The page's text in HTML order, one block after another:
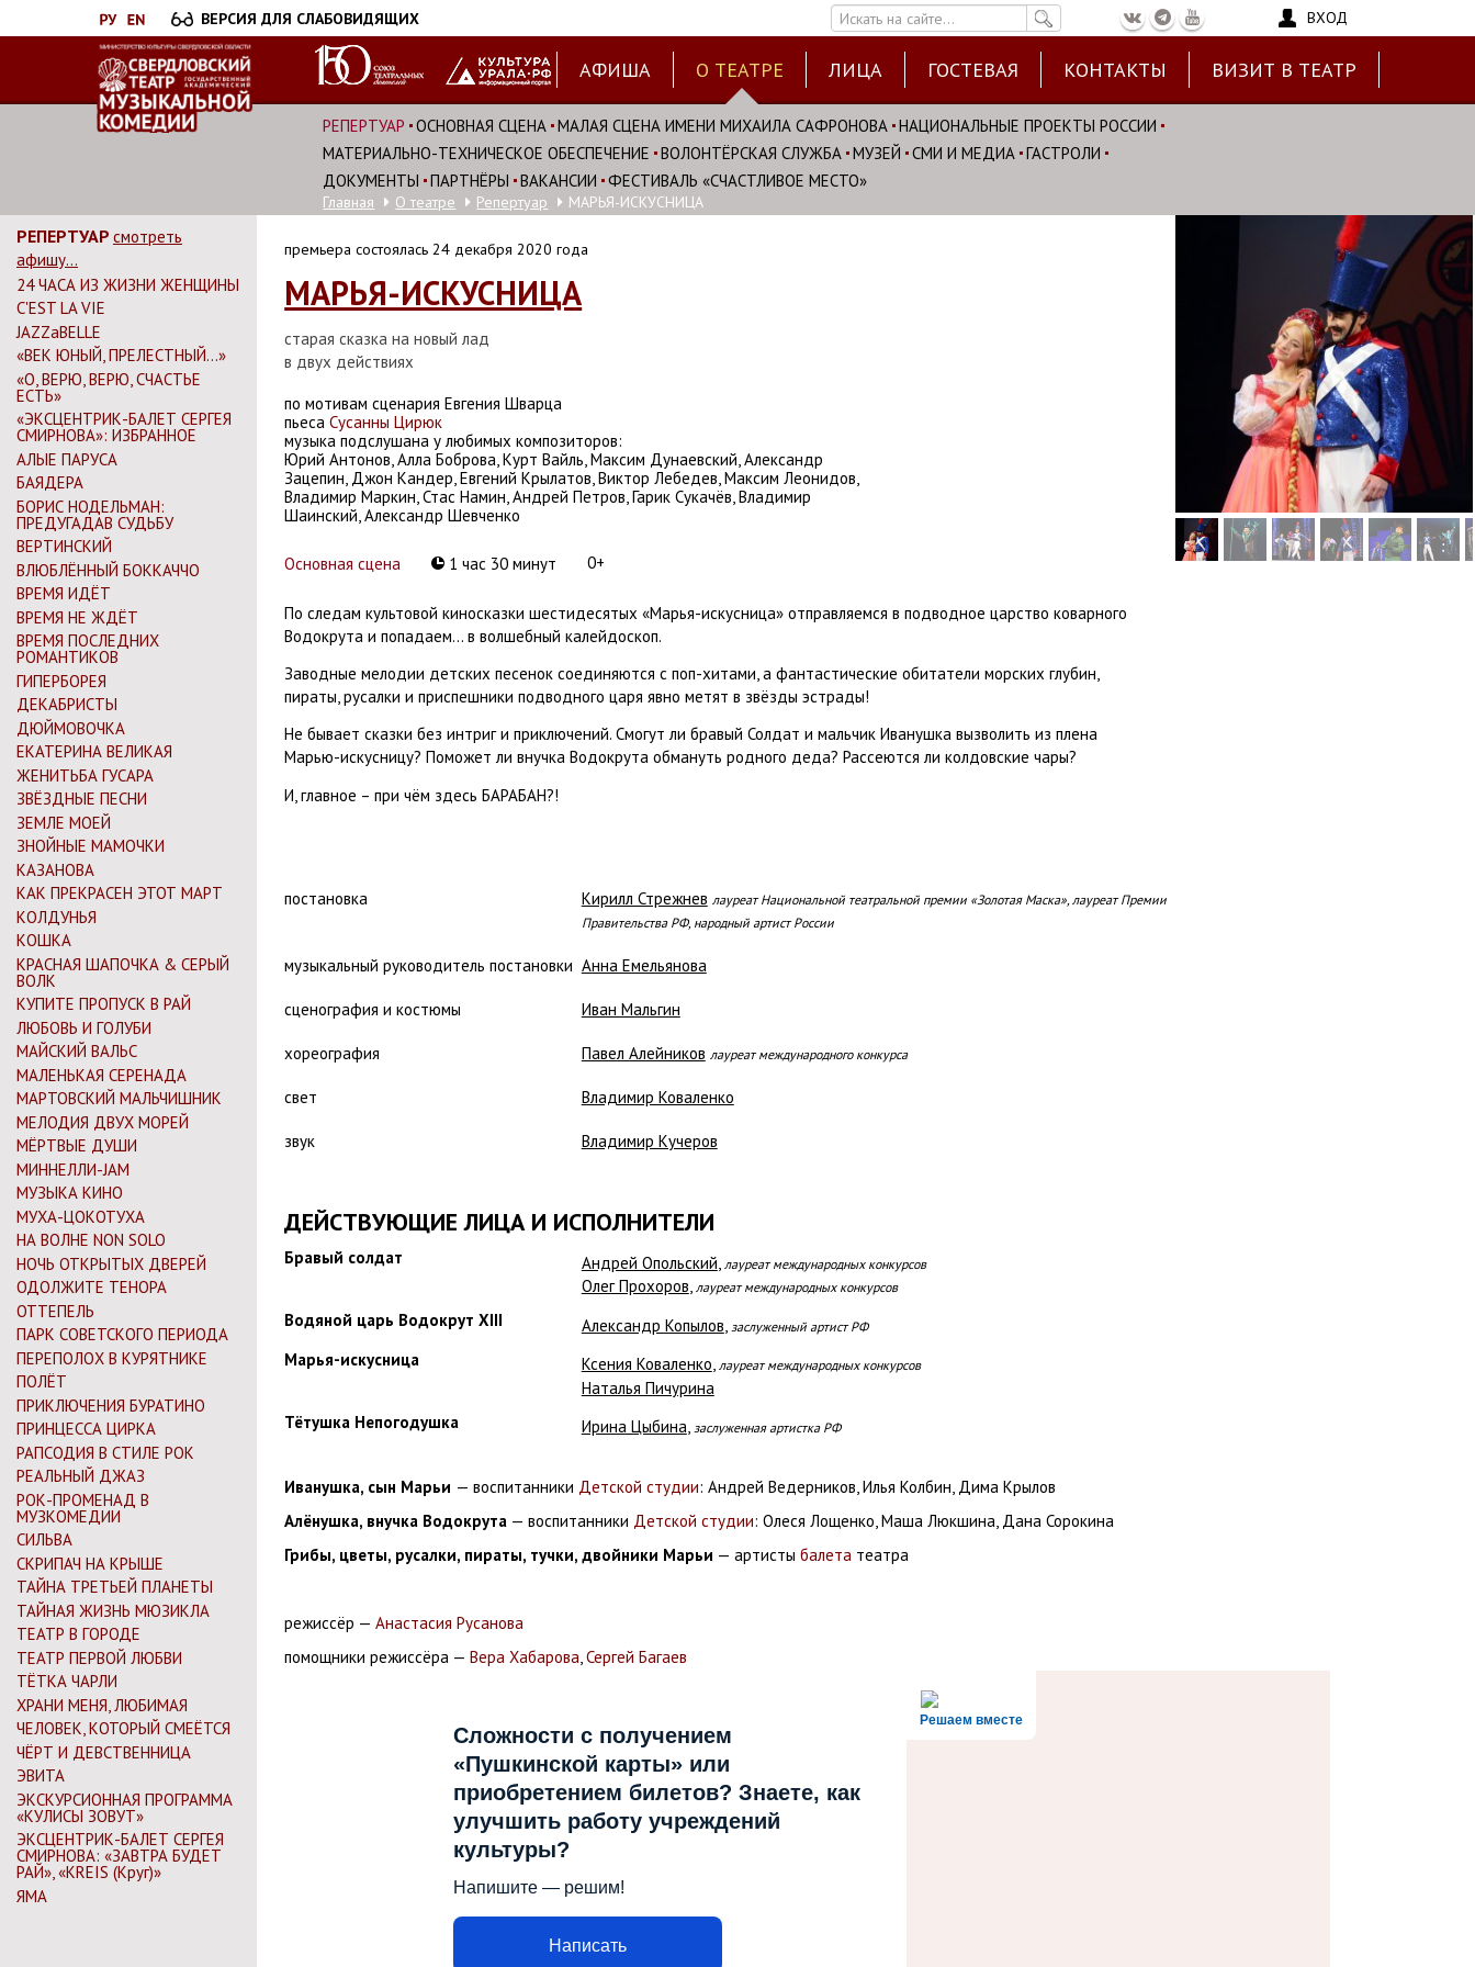
к
ВЕРСИЯ ДЛЯ СЛАБОВИДЯЩИХ
ВХОД
АФИША О ТЕАТРЕ ЛИЦА ГОСТЕВАЯ КОНТАКТЫ ВИЗИТ В ТЕАТР
РЕПЕРТУАР ОСНОВНАЯ СЦЕНА МАЛАЯ СЦЕНА ИМЕНИ МИХАИЛА САФРОНОВА НАЦИОНАЛЬНЫЕ ПРОЕКТЫ РОССИИ
МАТЕРИАЛЬНО-ТЕХНИЧЕСКОЕ ОБЕСПЕЧЕНИЕ
ВОЛОНТЁРСКАЯ СЛУЖБА МУЗЕЙ СМИ И МЕДИА ГАСТРОЛИ
ДОКУМЕНТЫ
ПАРТНЁРЫ ВАКАНСИИ ФЕСТИВАЛЬ «СЧАСТЛИВОЕ МЕСТО»
Главная О театре Репертуар МАРЬЯ-ИСКУСНИЦА
РЕПЕРТУАР смотреть
афишу...
24 ЧАСА ИЗ ЖИЗНИ ЖЕНЩИНЫ
C'EST LA VIE
JAZZaBELLE
«ВЕК ЮНЫЙ, ПРЕЛЕСТНЫЙ…»
«О, ВЕРЮ, ВЕРЮ, СЧАСТЬЕ
ЕСТЬ»
«ЭКСЦЕНТРИК-БАЛЕТ СЕРГЕЯ
СМИРНОВА»: ИЗБРАННОЕ
АЛЫЕ ПАРУСА
БАЯДЕРА
БОРИС НОДЕЛЬМАН:
ПРЕДУГАДАВ СУДЬБУ
ВЕРТИНСКИЙ
ВЛЮБЛЁННЫЙ БОККАЧЧО
ВРЕМЯ ИДЁТ
ВРЕМЯ НЕ ЖДЁТ
ВРЕМЯ ПОСЛЕДНИХ
РОМАНТИКОВ
ГИПЕРБОРЕЯ
ДЕКАБРИСТЫ
ДЮЙМОВОЧКА
ЕКАТЕРИНА ВЕЛИКАЯ
ЖЕНИТЬБА ГУСАРА
ЗВЁЗДНЫЕ ПЕСНИ
ЗЕМЛЕ МОЕЙ
ЗНОЙНЫЕ МАМОЧКИ
КАЗАНОВА
КАК ПРЕКРАСЕН ЭТОТ МАРТ
КОЛДУНЬЯ
КОШКА
КРАСНАЯ ШАПОЧКА & СЕРЫЙ
ВОЛК
КУПИТЕ ПРОПУСК В РАЙ
ЛЮБОВЬ И ГОЛУБИ
МАЙСКИЙ ВАЛЬС
МАЛЕНЬКАЯ СЕРЕНАДА
МАРТОВСКИЙ МАЛЬЧИШНИК
МЕЛОДИЯ ДВУХ МОРЕЙ
МЁРТВЫЕ ДУШИ
МИННЕЛЛИ-JAM
МУЗЫКА КИНО
МУХА-ЦОКОТУХА
НА ВОЛНЕ NON SOLO
НОЧЬ ОТКРЫТЫХ ДВЕРЕЙ
ОДОЛЖИТЕ ТЕНОРА
ОТТЕПЕЛЬ
ПАРК СОВЕТСКОГО ПЕРИОДА
ПЕРЕПОЛОХ В КУРЯТНИКЕ
ПОЛЁТ
ПРИКЛЮЧЕНИЯ БУРАТИНО
ПРИНЦЕССА ЦИРКА
РАПСОДИЯ В СТИЛЕ РОК
РЕАЛЬНЫЙ ДЖАЗ
РОК-ПРОМЕНАД В
МУЗКОМЕДИИ
СИЛЬВА
СКРИПАЧ НА КРЫШЕ
ТАЙНА ТРЕТЬЕЙ ПЛАНЕТЫ
ТАЙНАЯ ЖИЗНЬ МЮЗИКЛА
ТЕАТР В ГОРОДЕ
ТЕАТР ПЕРВОЙ ЛЮБВИ
ТЁТКА ЧАРЛИ
ХРАНИ МЕНЯ, ЛЮБИМАЯ
ЧЕЛОВЕК, КОТОРЫЙ СМЕЁТСЯ
ЧЁРТ И ДЕВСТВЕННИЦА
ЭВИТА
ЭКСКУРСИОННАЯ ПРОГРАММА
«КУЛИСЫ ЗОВУТ»
ЭКСЦЕНТРИК-БАЛЕТ СЕРГЕЯ
СМИРНОВА: «ЗАВТРА БУДЕТ
РАЙ», «KREIS (Круг)»
ЯМА
премьера состоялась 24 декабря 2020 года
МАРЬЯ-ИСКУСНИЦА
старая сказка на новый лад
в двух действиях
по мотивамсценария Евгения Шварца
пьесаСусанны Цирюк
музыка подслушана у любимых композиторов:
Юрий Антонов, Алла Боброва, Курт Вайль, Максим Дунаевский, Александр
Зацепин, Джон Кандер, Евгений Крылатов, Виктор Лебедев, Максим Леонидов,
Владимир Маркин, Стас Намин, Андрей Петров, Гарик Сукачёв, Владимир
Шаинский, Александр Шевченко
Основная сцена 1 час 30 минут 0+
По следам культовой киносказки шестидесятых «Марья-искусница» отправляемся в подводное царство коварного
Водокрута и попадаем… в волшебный калейдоскоп.
Заводные мелодии детских песенок соединяются с поп-хитами, а фантастические обитатели морских глубин,
пираты, русалки и приспешники подводного царя явно метят в звёзды эстрады!
Не бывает сказки без интриг и приключений. Смогут ли бравый Солдат и мальчик Иванушка вызволить из плена
Марью-искусницу? Поможет ли внучка Водокрута обмануть родного деда? Рассеются ли колдовские чары?
И, главное – при чём здесь БАРАБАН?!
постановка Кирилл Стрежнев лауреат Национальной театральной премии «Золотая Маска», лауреат Премии
Правительства РФ, народный артист России
музыкальный руководитель постановки Анна Емельянова
сценография и костюмы Иван Мальгин
хореография Павел Алейников лауреат международного конкурса
свет Владимир Коваленко
звук Владимир Кучеров
ДЕЙСТВУЮЩИЕ ЛИЦА И ИСПОЛНИТЕЛИ
Бравый солдат Андрей Опольский лауреат международных конкурсов
Олег Прохоров, лауреат международных конкурсов
Водяной царь Водокрут XIII Александр Копылов заслуженный артист РФ
Марья-искусница Ксения Коваленко, лауреат международных конкурсов
Наталья Пичурина
Тётушка Непогодушка
Ирина Цыбина, заслуженная артистка РФ
Иванушка, сын Марьи — воспитанники Детской студии: Андрей Ведерников, Илья Колбин, Дима Крылов
Алёнушка, внучка Водокрута — воспитанники Детской студии: Олеся Лощенко, Маша Люкшина, Дана Сорокина
Грибы, цветы, русалки, пираты, тучки, двойники Марьи — артистыбалета театра
режиссёр —Анастасия Русанова
помощники режиссёра —Вера Хабарова,Сергей Багаев
Решаем вместе
Сложности с получением
«Пушкинской карты» или
приобретением билетов? Знаете, как
улучшить работу учреждений
культуры?
Напишите — решим!
Написать